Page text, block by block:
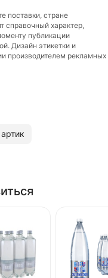
поставки, стране
справочный характер,
публикации
Дизайн этикетки и
производителем рекламных
артик